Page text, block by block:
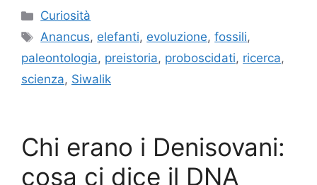
Categorie
Curiosità
Tag
Anancus, elefanti, evoluzione,fossili,
paleontologia, preistoria, proboscidati, ricerca,
scienza, Siwalik
Chi erano i Denisovani:
cosa ci dice il DNA